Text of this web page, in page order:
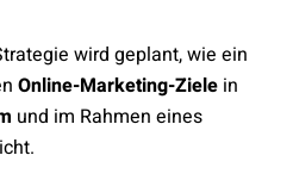
wird geplant, wie ein
Online-Marketing-Ziele in
und im Rahmen eines